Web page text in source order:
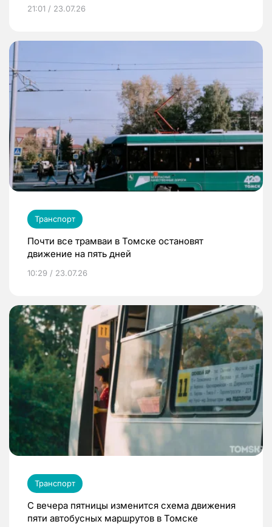
21:01 / 23.07.26
Транспорт
Почти все трамваи в Томске остановят
движение на пять дней
10:29 / 23.07.26
Транспорт
С вечера пятницы изменится схема движения
пяти автобусных маршрутов в Томске